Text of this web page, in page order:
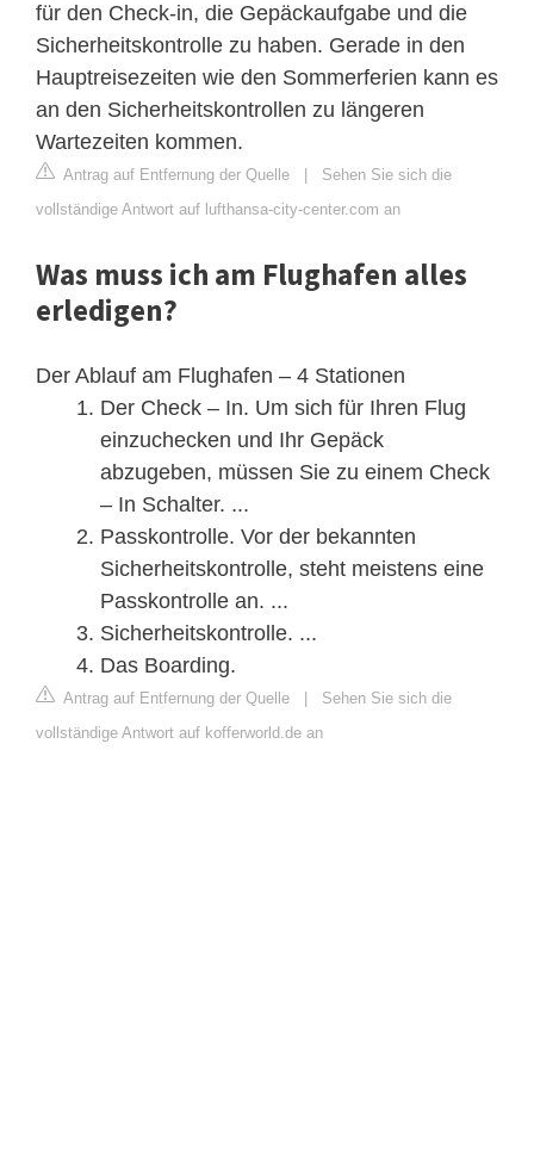
für den Check-in, die Gepäckaufgabe und die
Sicherheitskontrolle zu haben. Gerade in den
Hauptreisezeiten wie den Sommerferien kann es
an den Sicherheitskontrollen zu längeren
Wartezeiten kommen.
Antrag auf Entfernung der Quelle | Sehen Sie sich die
vollständige Antwort auf lufthansa-city-center.com an
Was muss ich am Flughafen alles
erledigen?
Der Ablauf am Flughafen – 4 Stationen
Der Check – In. Um sich für Ihren Flug
einzuchecken und Ihr Gepäck
abzugeben, müssen Sie zu einem Check
– In Schalter. ...
Passkontrolle. Vor der bekannten
Sicherheitskontrolle, steht meistens eine
Passkontrolle an. ...
Sicherheitskontrolle. ...
Das Boarding.
Antrag auf Entfernung der Quelle | Sehen Sie sich die
vollständige Antwort auf kofferworld.de an